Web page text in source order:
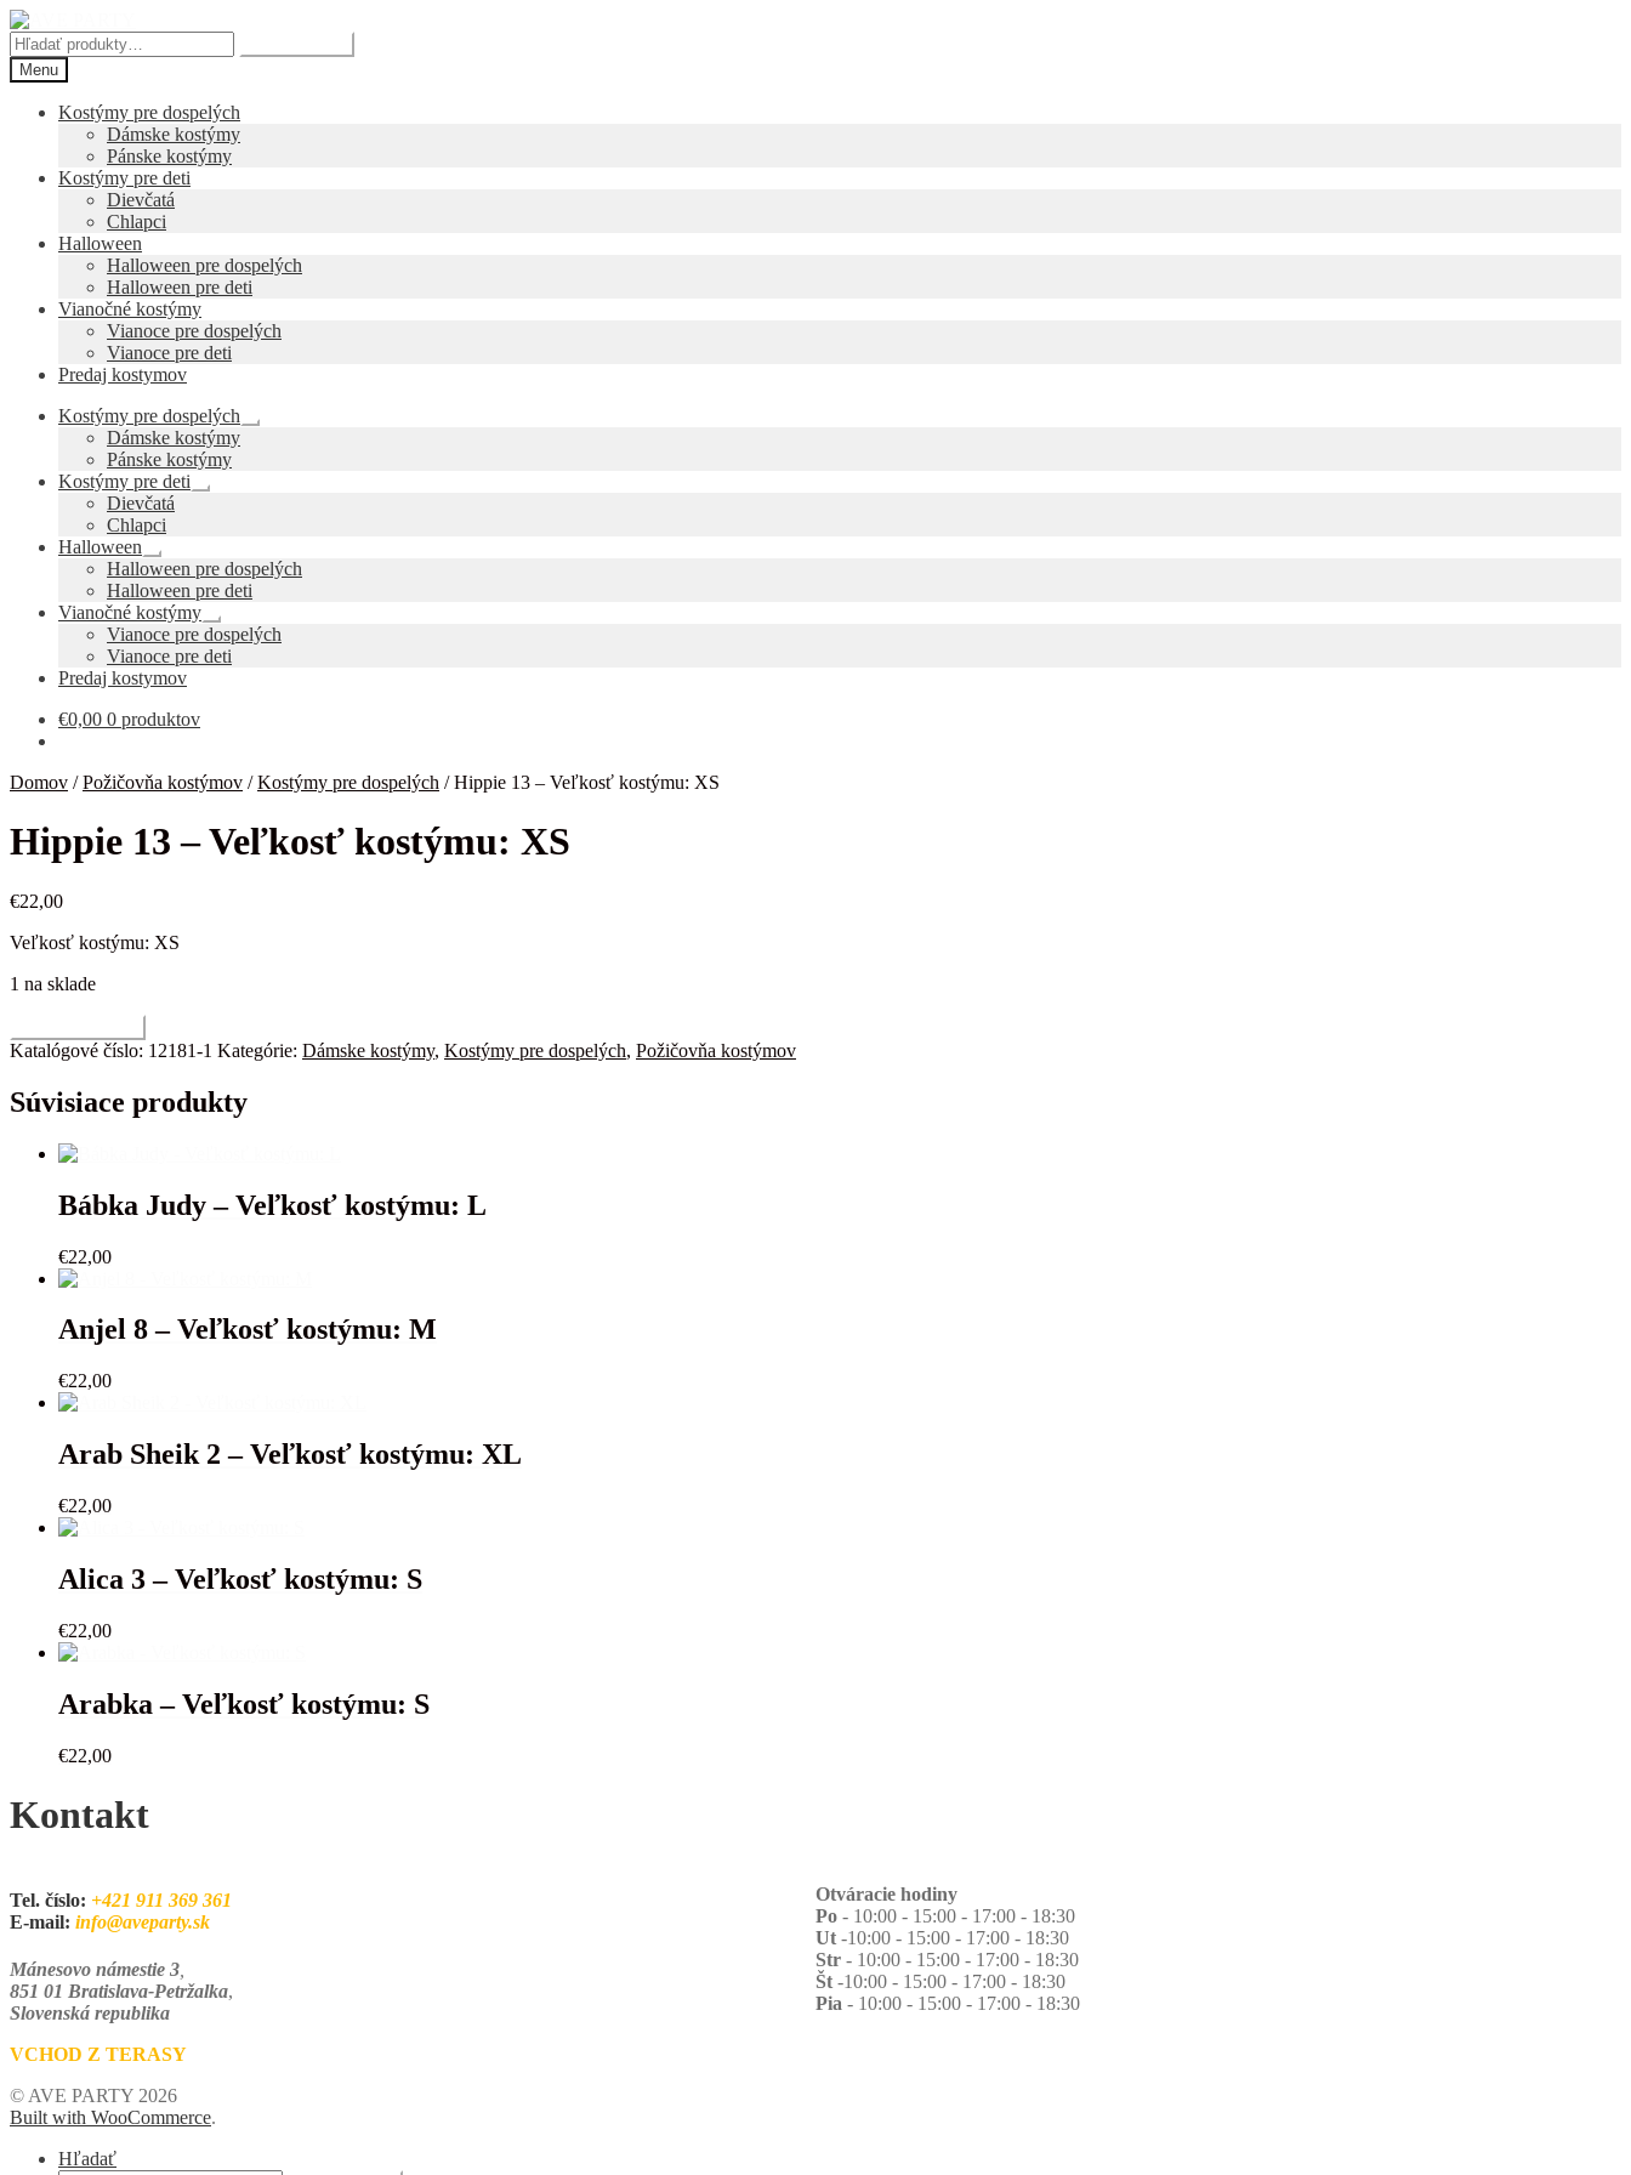
Preskočiť
na
navigáciu
Preskočiť
na
obsah
Hľadať:
Menu
Kostýmy pre dospelých
Dámske kostýmy
Pánske kostýmy
Kostýmy pre deti
Dievčatá
Chlapci
Halloween
Halloween pre dospelých
Halloween pre deti
Vianočné kostýmy
Vianoce pre dospelých
Vianoce pre deti
Predaj kostymov
Kostýmy pre dospelých
Rozbaliť
Dámske kostýmy
Pánske kostýmy
Kostýmy pre deti
Rozbaliť
Dievčatá
Chlapci
Halloween
Rozbaliť
podradené
menu
Halloween pre dospelých
Halloween pre deti
Vianočné kostýmy
Rozbaliť
podradené
menu
Vianoce pre dospelých
Vianoce pre deti
Predaj kostymov
€0,00 0 produktov
Domov /Požičovňa kostýmov /Kostýmy pre dospelých /Hippie 13 – Veľkosť kostýmu: XS
Hippie 13 – Veľkosť kostýmu: XS
€22,00
Veľkosť kostýmu: XS
1 na sklade
Hippie
-
Veľkosť
Katalógové číslo: 12181-1 Kategórie: Dámske kostýmy, Kostýmy pre dospelých, Požičovňa kostýmov
Súvisiace produkty
Bábka Judy – Veľkosť kostýmu: L
€22,00
Anjel 8 – Veľkosť kostýmu: M
€22,00
Arab Sheik 2 – Veľkosť kostýmu: XL
€22,00
Alica 3 – Veľkosť kostýmu: S
€22,00
Arabka – Veľkosť kostýmu: S
€22,00
Kontakt
Tel. číslo: +421 911 369 361
E-mail: info@aveparty.sk
Mánesovo námestie 3
851 01 Bratislava-Petržalka,
Slovenská republika
VCHOD Z TERASY
Otváracie hodiny
Po - 10:00 - 15:00 - 17:00 - 18:30
Ut -10:00 - 15:00 - 17:00 - 18:30
Str - 10:00 - 15:00 - 17:00 - 18:30
Št -10:00 - 15:00 - 17:00 - 18:30
Pia - 10:00 - 15:00 - 17:00 - 18:30
© AVE PARTY 2026
Built with WooCommerce.
Hľadať